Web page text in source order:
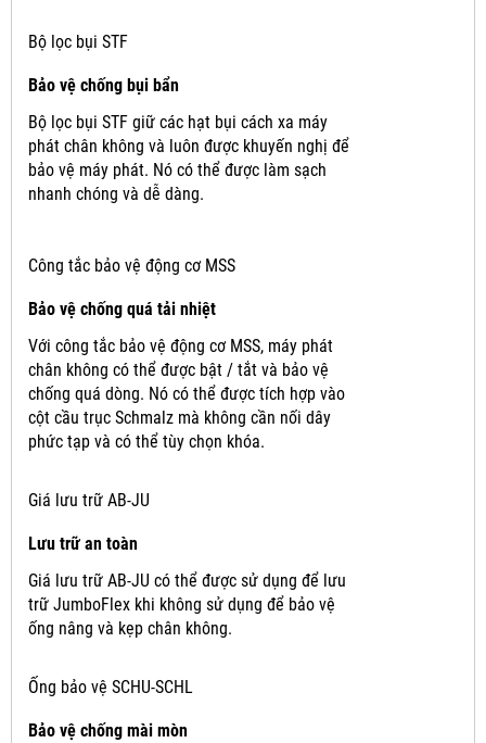
Bộ lọc bụi STF
Bảo vệ chống bụi bẩn
Bộ lọc bụi STF giữ các hạt bụi cách xa máy
phát chân không và luôn được khuyến nghị để
bảo vệ máy phát. Nó có thể được làm sạch
nhanh chóng và dễ dàng.
Công tắc bảo vệ động cơ MSS
Bảo vệ chống quá tải nhiệt
Với công tắc bảo vệ động cơ MSS, máy phát
chân không có thể được bật / tắt và bảo vệ
chống quá dòng. Nó có thể được tích hợp vào
cột cầu trục Schmalz mà không cần nối dây
phức tạp và có thể tùy chọn khóa.
Giá lưu trữ AB-JU
Lưu trữ an toàn
Giá lưu trữ AB-JU có thể được sử dụng để lưu
trữ JumboFlex khi không sử dụng để bảo vệ
ống nâng và kẹp chân không.
Ống bảo vệ SCHU-SCHL
Bảo vệ chống mài mòn